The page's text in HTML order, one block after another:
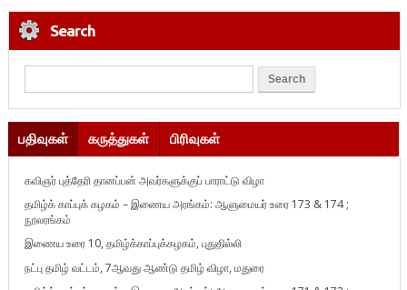
Search
பதிவுகள் கருத்துகள் பிரிவுகள்
கவிஞர் புத்தேரி தானப்பன் அவர்களுக்குப் பாராட்டு விழா
தமிழ்க் காப்புக் கழகம் – இணைய அரங்கம்: ஆளுமையர் உரை 173 & 174 ;
நூலரங்கம்
இணைய உரை 10, தமிழ்க்காப்புக்கழகம், புதுதில்லி
நட்பு தமிழ் வட்டம், 7ஆவது ஆண்டு தமிழ் விழா, மதுரை